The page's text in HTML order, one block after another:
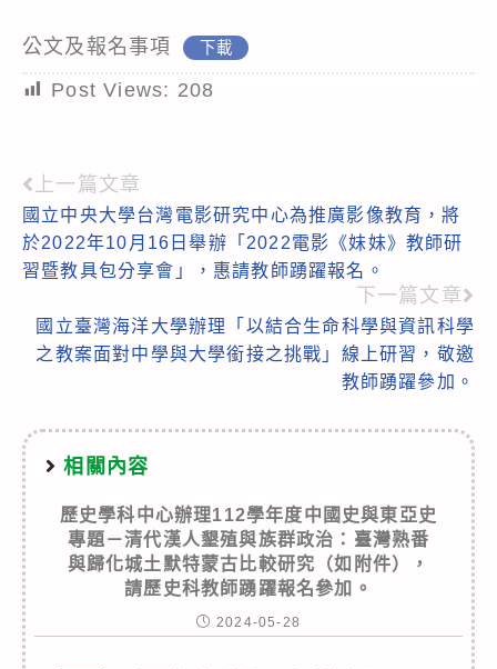
公文及報名事項 下載
Post Views: 208
Read
more
articles
上一篇文章
國立中央大學台灣電影研究中心為推廣影像教育，將
於2022年10月16日舉辦「2022電影《妹妹》教師研
習暨教具包分享會」，惠請教師踴躍報名。
下一篇文章
國立臺灣海洋大學辦理「以結合生命科學與資訊科學
之教案面對中學與大學銜接之挑戰」線上研習，敬邀
教師踴躍參加。
相關內容
歷史學科中心辦理112學年度中國史與東亞史
專題－清代漢人墾殖與族群政治：臺灣熟番
與歸化城土默特蒙古比較研究（如附件），
請歷史科教師踴躍報名參加。
2024-05-28